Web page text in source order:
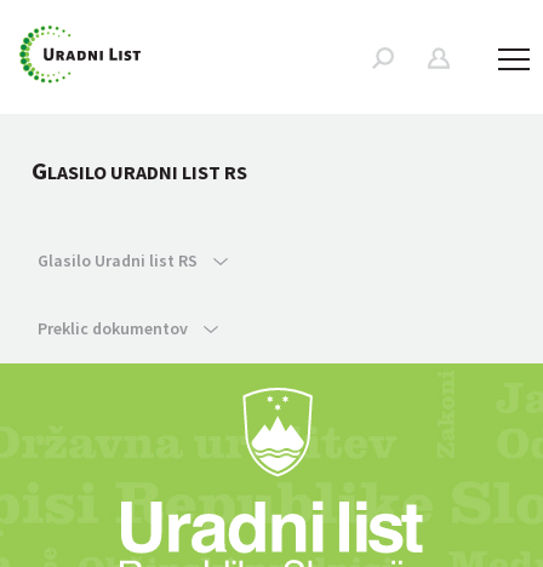
GLASILO URADNI LIST RS
Glasilo Uradni list RS
Preklic dokumentov